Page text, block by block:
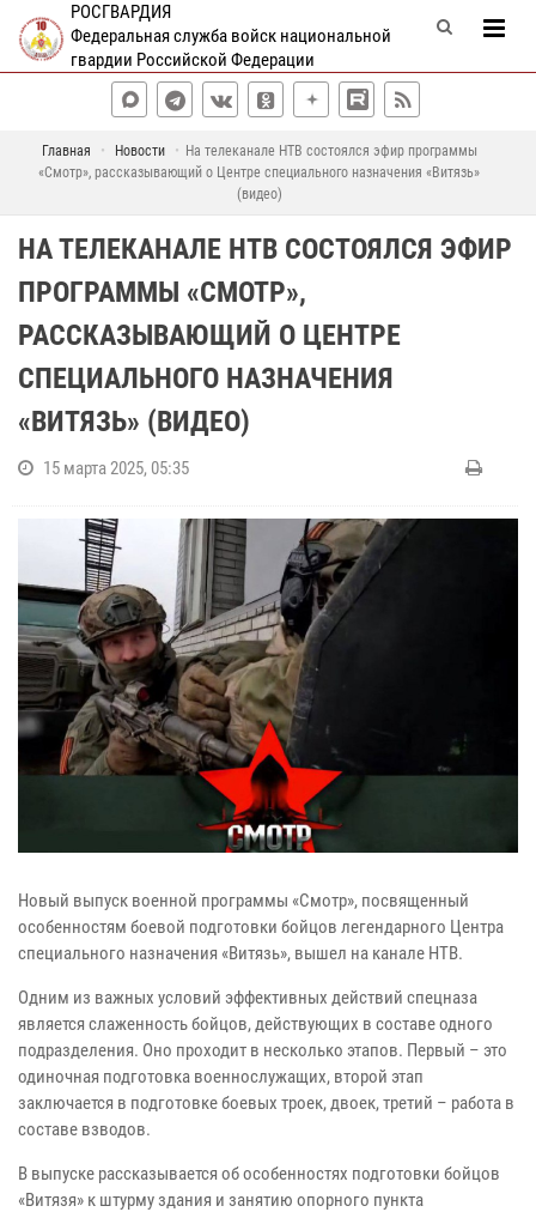
РОСГВАРДИЯ
Федеральная служба войск национальной
гвардии Российской Федерации
Главная Новости
На телеканале НТВ состоялся эфир программы
«Смотр», рассказывающий о Центре специального назначения «Витязь»
(видео)
НА ТЕЛЕКАНАЛЕ НТВ СОСТОЯЛСЯ ЭФИР
ПРОГРАММЫ «СМОТР»,
РАССКАЗЫВАЮЩИЙ О ЦЕНТРЕ
СПЕЦИАЛЬНОГО НАЗНАЧЕНИЯ
«ВИТЯЗЬ» (ВИДЕО)
15 марта 2025, 05:35
Новый выпуск военной программы «Смотр», посвященный
особенностям боевой подготовки бойцов легендарного Центра
специального назначения «Витязь», вышел на канале НТВ.
Одним из важных условий эффективных действий спецназа
является слаженность бойцов, действующих в составе одного
подразделения. Оно проходит в несколько этапов. Первый – это
одиночная подготовка военнослужащих, второй этап
заключается в подготовке боевых троек, двоек, третий – работа в
составе взводов.
В выпуске рассказывается об особенностях подготовки бойцов
«Витязя» к штурму здания и занятию опорного пункта